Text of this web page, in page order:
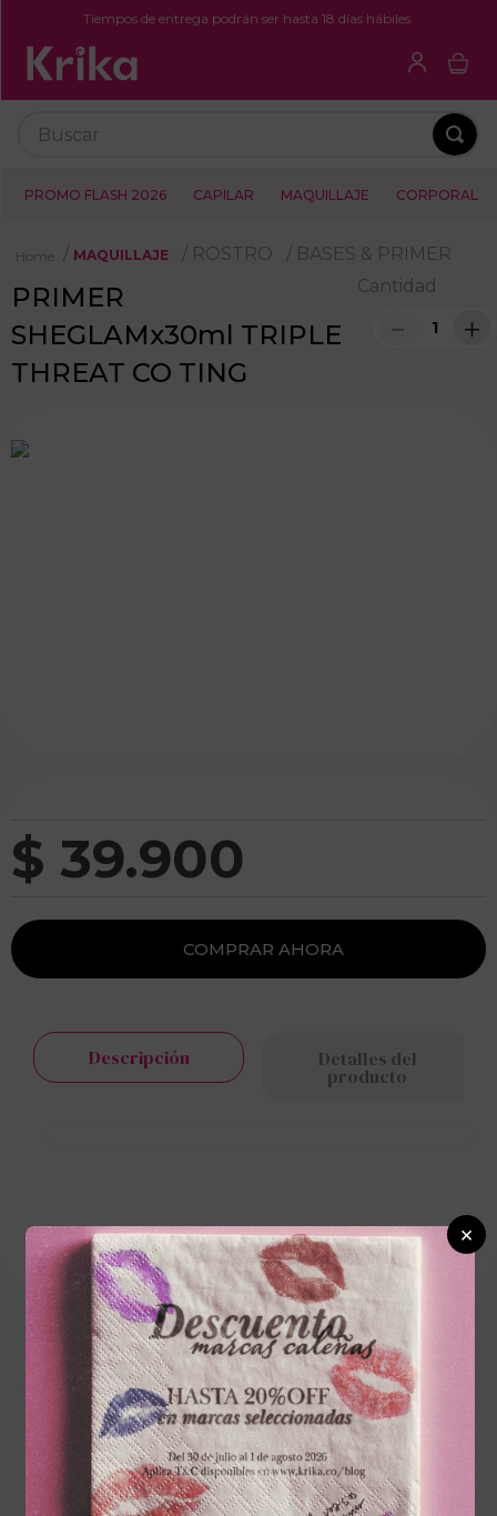
Tiempos de entrega podrán ser hasta 18 días hábiles.
PROMO FLASH 2026 CAPILAR MAQUILLAJE CORPORAL
MAQUILLAJE ROSTRO BASES & PRIMER
PRIMER
SHEGLAMx30ml TRIPLE
THREAT CO TING
Cantidad
＋
－
$ 39.900
Descripción Detalles del
producto
Cargando el resumen…
Escribe un comentario
Más reciente
×